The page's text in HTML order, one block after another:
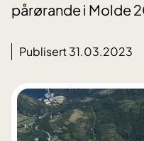
pårørande i Molde
Publisert 31.03.2023